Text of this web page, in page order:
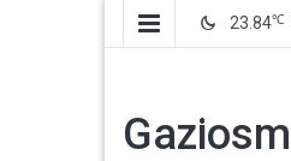
23.84℃